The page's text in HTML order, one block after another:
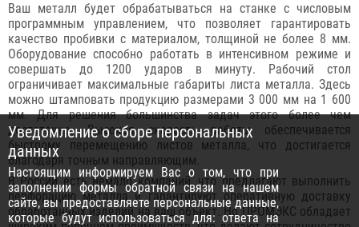
Ваш металл будет обрабатываться на станке с числовым
программным управлением, что позволяет гарантировать
качество пробивки с материалом, толщиной не более 8 мм.
Оборудование способно работать в интенсивном режиме и
совершать до 1200 ударов в минуту. Рабочий стол
ограничивает максимальные габариты листа металла. Здесь
можно штамповать продукцию размерами 3 000 мм на 1 600
мм. Для решения большинства задач этого более чем
достаточно. Высокая скорость работы обеспечивается
быстрому перемещению листов металла, что достигается
благодаря точным направляющим.
В России есть немало компаний, что предлагают выполнить
перфорацию металла и гарантируют оперативную доставку
обработанных изделий на ваш объект. Но ПРОМЭКС обладает
Уведомление о сборе персональных
данных
Настоящим информируем Вас о том, что при
заполнении формы обратной связи на нашем
сайте, вы предоставляете персональные данные,
которые будут использоваться для: ответа на